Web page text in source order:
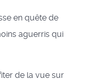
en quête de
aguerris qui
de la vue sur